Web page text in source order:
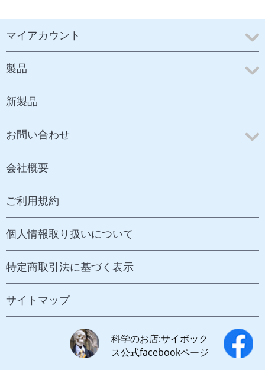
マイアカウント
製品
新製品
お問い合わせ
会社概要
ご利用規約
個人情報取り扱いについて
特定商取引法に基づく表示
サイトマップ
科学のお店:サイボック
ス公式facebookページ